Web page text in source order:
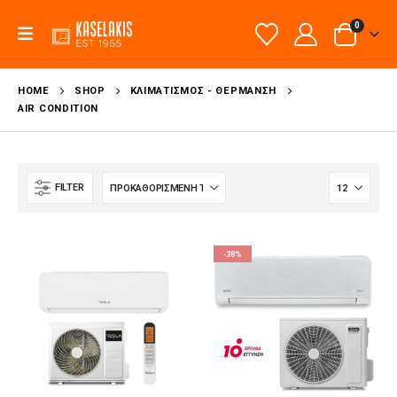
0
HOME SHOP
ΚΛΙΜΑΤΙΣΜΌΣ - ΘΈΡΜΑΝΣΗ
AIR CONDITION
FILTER
-38%